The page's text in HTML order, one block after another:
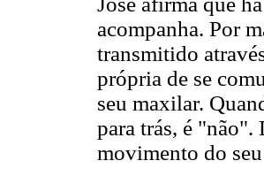
acompanha. Por
transmitido
própria de se
seu maxilar.
para trás, é "não".
movimento do